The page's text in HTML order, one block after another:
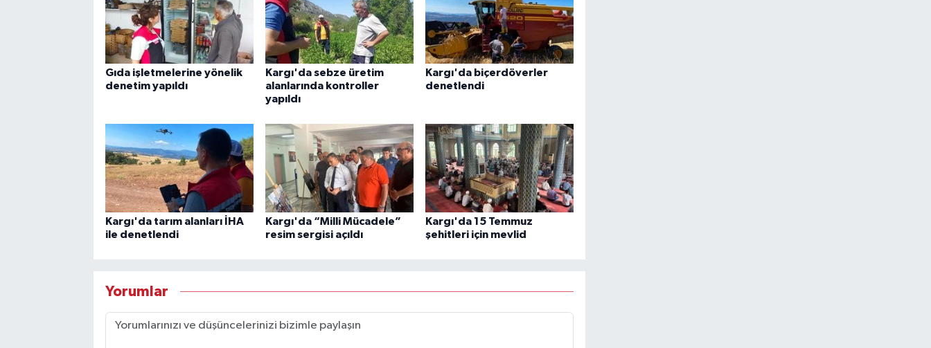
Gıda işletmelerine yönelik
denetim yapıldı
Kargı'da sebze üretim
alanlarında kontroller
yapıldı
Kargı'da biçerdöverler
denetlendi
Kargı'da tarım alanları İHA
ile denetlendi
Kargı'da “Milli Mücadele”
resim sergisi açıldı
Kargı'da 15 Temmuz
şehitleri için mevlid
Yorumlar